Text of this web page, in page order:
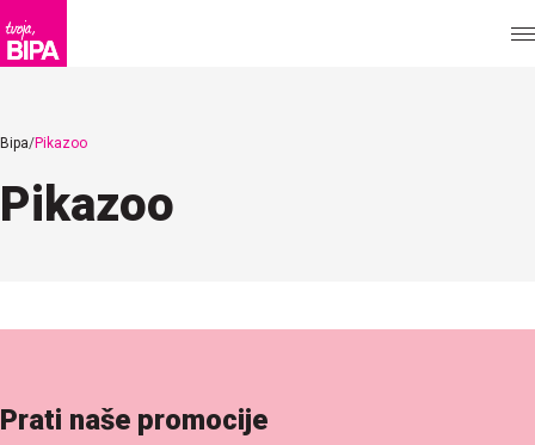
Bipa Pikazoo
Pikazoo
Prati naše promocije